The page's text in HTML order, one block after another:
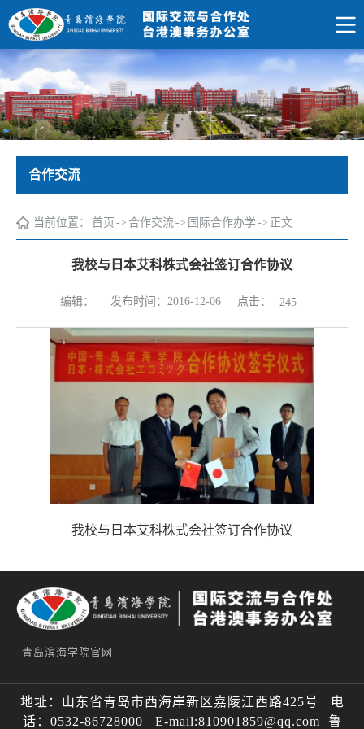
合作交流
当前位置： 首页 -> 合作交流-> 国际合作办学-> 正文
我校与日本艾科株式会社签订合作协议
编辑： 发布时间：2016-12-06 点击： 245
我校与日本艾科株式会社签订合作协议
青岛滨海学院官网
地址：山东省青岛市西海岸新区嘉陵江西路425号 电
话：0532-86728000 E-mail:810901859@qq.com 鲁